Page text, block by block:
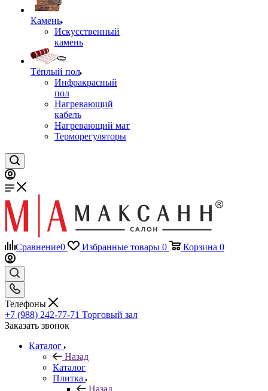
Камень
Искусственный
камень
Тёплый пол
Инфракрасный
пол
Нагревающий
кабель
Нагревающий мат
Терморегуляторы
Сравнение0 Избранные товары 0 Корзина 0
Телефоны
+7 (988) 242-77-71 Торговый зал
Заказать звонок
Каталог
Назад
Каталог
Плитка
Назад